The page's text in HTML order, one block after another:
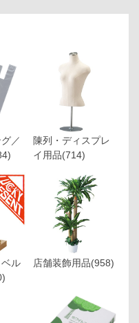
／
陳列・ディスプレ
イ用品(714)
ル
店舗装飾用品(958)